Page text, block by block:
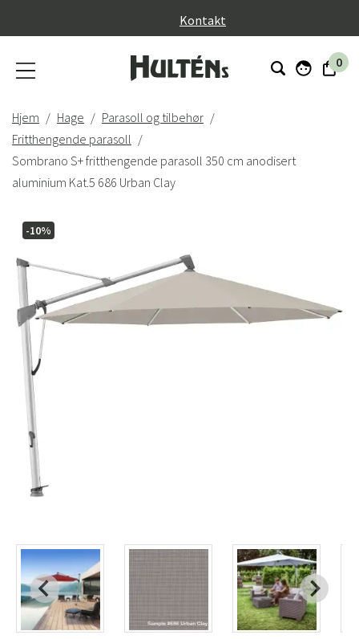
Kontakt
0
Hjem Hage
Parasoll og tilbehør
Fritthengende parasoll
Sombrano S+ fritthengende parasoll 350 cm anodisert
aluminium Kat.5 686 Urban Clay
-10%